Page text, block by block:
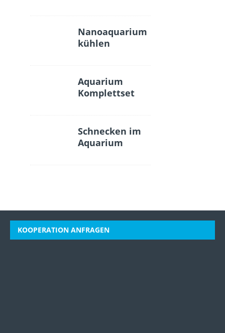
Nanoaquarium
kühlen
Aquarium
Komplettset
Schnecken im
Aquarium
KOOPERATION ANFRAGEN